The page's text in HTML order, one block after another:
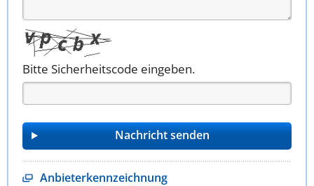
Bitte Sicherheitscode eingeben.
Anbieterkennzeichnung